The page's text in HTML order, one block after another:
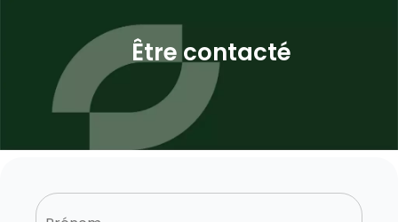
Être contacté